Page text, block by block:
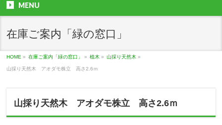
MENU
在庫ご案内「緑の窓口」
HOME » 在庫ご案内「緑の窓口」 » 植木 » 山採り天然木 »
山採り天然木 アオダモ株立 高さ2.6ｍ
山採り天然木 アオダモ株立 高さ2.6ｍ